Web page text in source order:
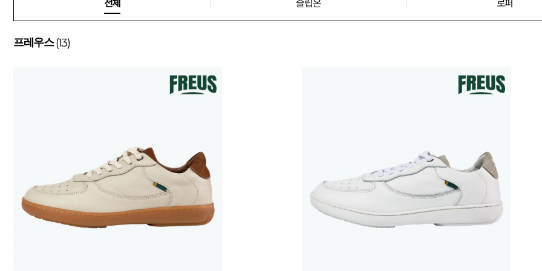
전체 슬립온 로퍼
프레우스 (13)